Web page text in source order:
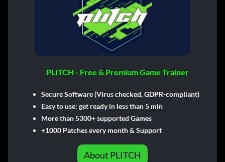
PLITCH - Free & Premium Game Trainer
Secure Software (Virus checked, GDPR-compliant)
Easy to use: get ready in less than 5 min
More than 5300+ supported Games
+1000 Patches every month & Support
About PLITCH